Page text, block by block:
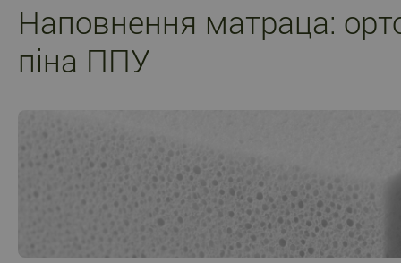
Наповнення матраца:
піна ППУ